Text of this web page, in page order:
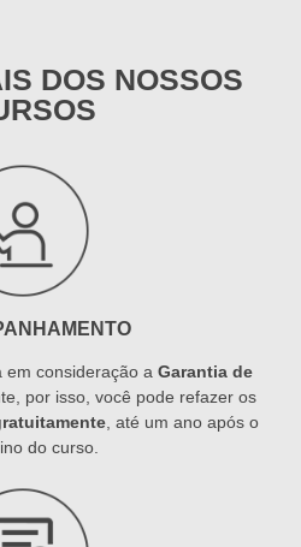
DOS NOSSOS
em consideração a Garantia de
por isso, você pode refazer os
, até um ano após o
do curso.